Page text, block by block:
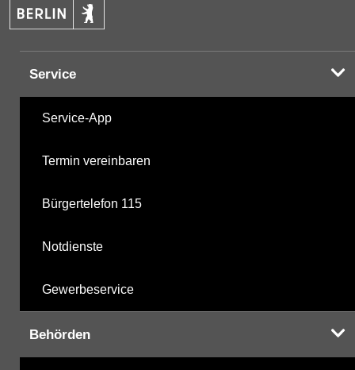
Service
Service-App
Termin vereinbaren
Bürgertelefon 115
Notdienste
Gewerbeservice
Behörden